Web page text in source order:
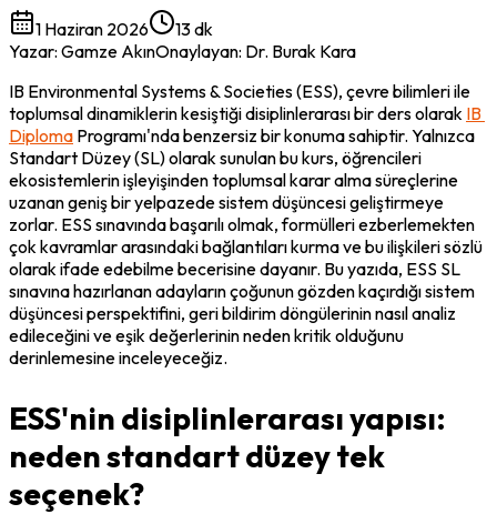
1 Haziran 2026
13 dk
Yazar: Gamze AkınOnaylayan: Dr. Burak Kara
IB Environmental Systems & Societies (ESS), çevre bilimleri ile
toplumsal dinamiklerin kesiştiği disiplinlerarası bir ders olarak IB
Diploma Programı'nda benzersiz bir konuma sahiptir. Yalnızca
Standart Düzey (SL) olarak sunulan bu kurs, öğrencileri
ekosistemlerin işleyişinden toplumsal karar alma süreçlerine
uzanan geniş bir yelpazede sistem düşüncesi geliştirmeye
zorlar. ESS sınavında başarılı olmak, formülleri ezberlemekten
çok kavramlar arasındaki bağlantıları kurma ve bu ilişkileri sözlü
olarak ifade edebilme becerisine dayanır. Bu yazıda, ESS SL
sınavına hazırlanan adayların çoğunun gözden kaçırdığı sistem
düşüncesi perspektifini, geri bildirim döngülerinin nasıl analiz
edileceğini ve eşik değerlerinin neden kritik olduğunu
derinlemesine inceleyeceğiz.
ESS'nin disiplinlerarası yapısı:
neden standart düzey tek
seçenek?